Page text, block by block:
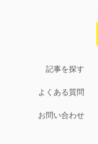
記事を探す
よくある質問
お問い合わせ